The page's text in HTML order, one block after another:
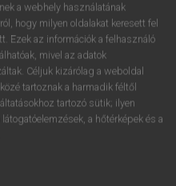
(Infinitive)
a webhely használatának
hogy milyen oldalakat keresett fel
Ezek az információk a felhasználó
mivel az adatok
Céljuk kizárólag a weboldal
tartoznak a harmadik féltől
tartozó sütik; ilyen
a hőtérképek és a
. - AltGr